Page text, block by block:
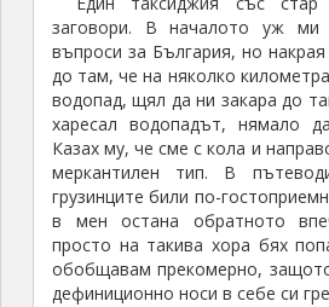
заговори. В началото уж ми
въпроси за България, но
до там, че на няколко
водопад, щял да ни закара до
харесал водопадът, нямало
Казах му, че сме с кола и
меркантилен тип. В
грузинците били по-
в мен остана обратното
просто на такива хора бях
обобщавам прекомерно,
дефиниционно носи в себе си